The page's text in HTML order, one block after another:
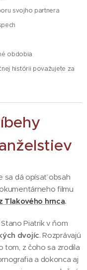
svojho partnera
obdobia
histórii považujete za
sa dá opísať obsah
filmu
Tlakového hrnca.
Piatrik v ňom
dvojíc. Rozprávajú
tom, z čoho sa zrodila
a dokonca aj